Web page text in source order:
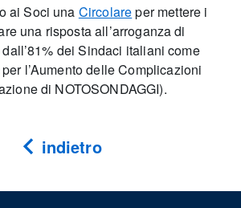
ai Soci una Circolareper mettere i
una risposta all’arroganza di
dall’81% dei Sindaci italiani come
l’Aumento delle Complicazioni
di NOTOSONDAGGI).
indietro